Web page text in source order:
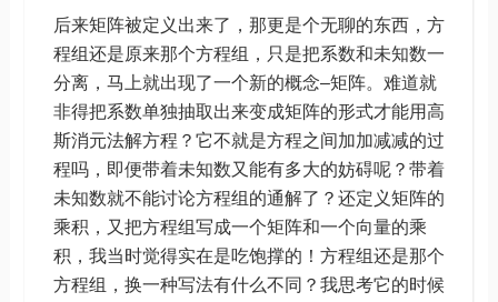
后来矩阵被定义出来了，那更是个无聊的东西，方
程组还是原来那个方程组，只是把系数和未知数一
分离，马上就出现了一个新的概念–矩阵。难道就
非得把系数单独抽取出来变成矩阵的形式才能用高
斯消元法解方程？它不就是方程之间加加减减的过
程吗，即便带着未知数又能有多大的妨碍呢？带着
未知数就不能讨论方程组的通解了？还定义矩阵的
乘积，又把方程组写成一个矩阵和一个向量的乘
积，我当时觉得实在是吃饱撑的！方程组还是那个
方程组，换一种写法有什么不同？我思考它的时候